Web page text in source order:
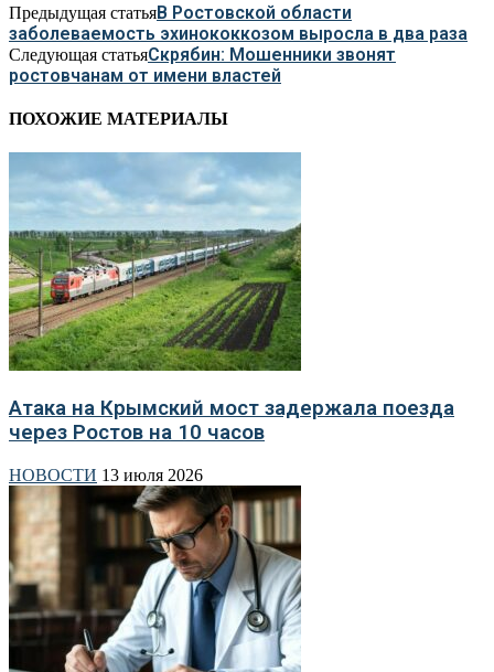
Предыдущая статьяВ Ростовской области
заболеваемость эхинококкозом выросла в два раза
Следующая статьяСкрябин: Мошенники звонят
ростовчанам от имени властей
ПОХОЖИЕ МАТЕРИАЛЫ
Атака на Крымский мост задержала поезда
через Ростов на 10 часов
НОВОСТИ 13 июля 2026